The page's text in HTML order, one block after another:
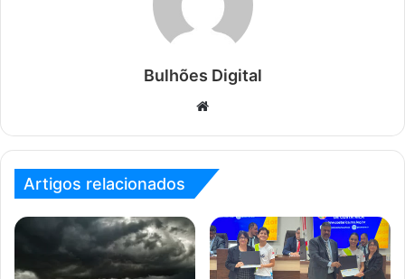
Bulhões Digital
Website
Artigos relacionados